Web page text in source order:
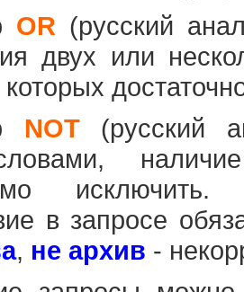
OR (русский
двух или
которых
NOT(русский
в запросе
, не архив -